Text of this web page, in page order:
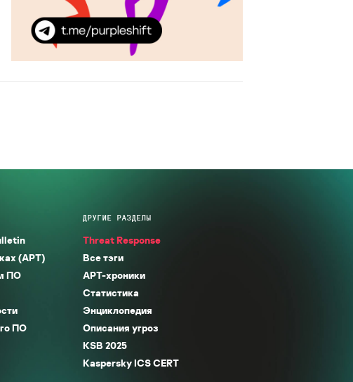
(APT)
ПО
ПО
ДРУГИЕ РАЗДЕЛЫ
Threat Response
Все тэги
APT-хроники
Статистика
Энциклопедия
Описания угроз
KSB 2025
Kaspersky ICS CERT